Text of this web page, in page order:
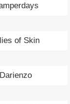
of Skin
Darienzo